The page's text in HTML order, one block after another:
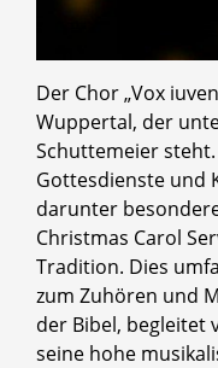
Der Chor „Vox
Wuppertal, der
Schuttemeier
Gottesdienste und
darunter
Christmas Carol
Tradition. Dies
zum Zuhören und
der Bibel, begleitet
seine hohe